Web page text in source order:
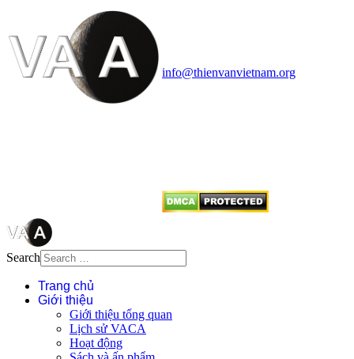
info@thienvanvietnam.org
Search
Trang chủ
Giới thiệu
Giới thiệu tổng quan
Lịch sử VACA
Hoạt động